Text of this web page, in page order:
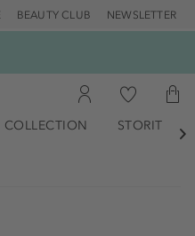
BEAUTY CLUB NEWSLETTER
STORITVE
